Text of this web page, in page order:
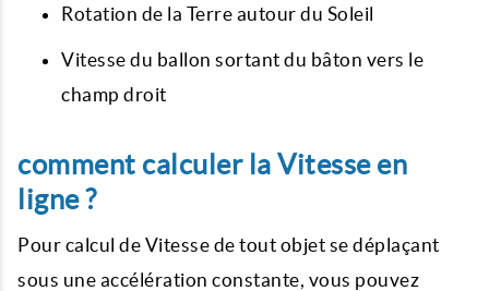
Rotation de la Terre autour du Soleil
Vitesse du ballon sortant du bâton vers le
champ droit
comment calculer la Vitesse en
ligne ?
Pour calcul de Vitesse de tout objet se déplaçant
sous une accélération constante, vous pouvez